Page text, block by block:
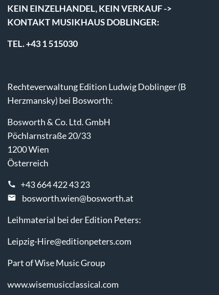
KEIN EINZELHANDEL, KEIN VERKAUF ->
KONTAKT MUSIKHAUS DOBLINGER:
TEL. +43 1 515030
Rechteverwaltung Edition Ludwig Doblinger (B
Herzmansky) bei Bosworth:
Bosworth & Co. Ltd. GmbH
Pöchlarnstraße 20/33
1200 Wien
Österreich
+43 664 422 43 23
bosworth.wien@bosworth.at
Leihmaterial bei der Edition Peters:
Leipzig-Hire@editionpeters.com
Part of Wise Music Group
www.wisemusicclassical.com